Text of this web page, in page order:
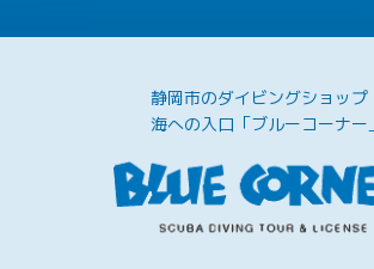
静岡市のダイビングショップ
海への入口「ブルーコーナー」